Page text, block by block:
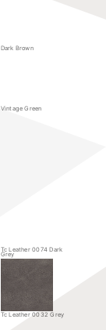
Dark Brown
Vintage Green
Tc Leather 0074 Dark
Grey
Tc Leather 0032 Grey